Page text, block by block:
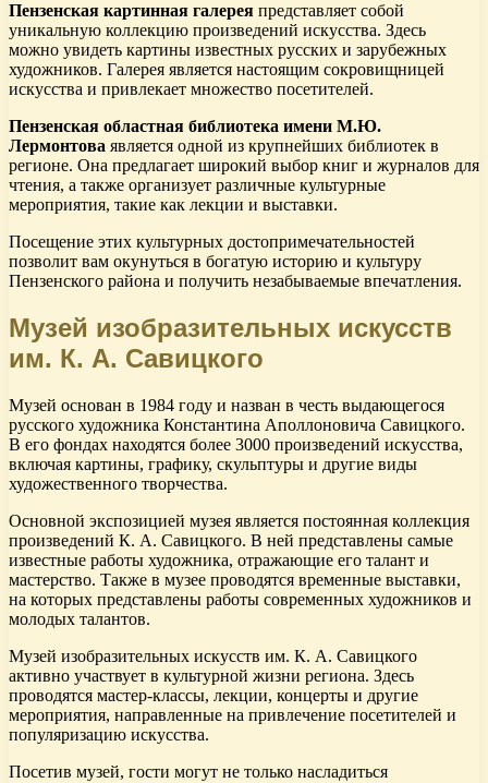
Пензенская картинная галерея представляет собой
уникальную коллекцию произведений искусства. Здесь
можно увидеть картины известных русских и зарубежных
художников. Галерея является настоящим сокровищницей
искусства и привлекает множество посетителей.
Пензенская областная библиотека имени М.Ю.
Лермонтова является одной из крупнейших библиотек в
регионе. Она предлагает широкий выбор книг и журналов для
чтения, а также организует различные культурные
мероприятия, такие как лекции и выставки.
Посещение этих культурных достопримечательностей
позволит вам окунуться в богатую историю и культуру
Пензенского района и получить незабываемые впечатления.
Музей изобразительных искусств
им. К. А. Савицкого
Музей основан в 1984 году и назван в честь выдающегося
русского художника Константина Аполлоновича Савицкого.
В его фондах находятся более 3000 произведений искусства,
включая картины, графику, скульптуры и другие виды
художественного творчества.
Основной экспозицией музея является постоянная коллекция
произведений К. А. Савицкого. В ней представлены самые
известные работы художника, отражающие его талант и
мастерство. Также в музее проводятся временные выставки,
на которых представлены работы современных художников и
молодых талантов.
Музей изобразительных искусств им. К. А. Савицкого
активно участвует в культурной жизни региона. Здесь
проводятся мастер-классы, лекции, концерты и другие
мероприятия, направленные на привлечение посетителей и
популяризацию искусства.
Посетив музей, гости могут не только насладиться